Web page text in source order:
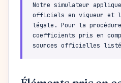
Notre simulateur
officiels en vigueur et
légale. Pour la
coefficients pris en
sources officielles